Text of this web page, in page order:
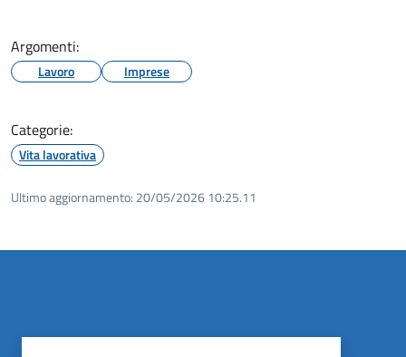
Argomenti:
Lavoro Imprese
Categorie:
Vita lavorativa
Ultimo aggiornamento: 20/05/2026 10:25.11